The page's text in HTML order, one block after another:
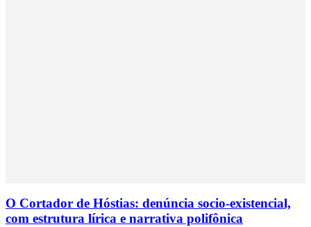
O Cortador de Hóstias: denúncia socio-existencial,
com estrutura lírica e narrativa polifônica